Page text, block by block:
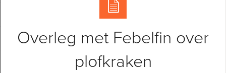
Overleg met Febelfin over
plofkraken